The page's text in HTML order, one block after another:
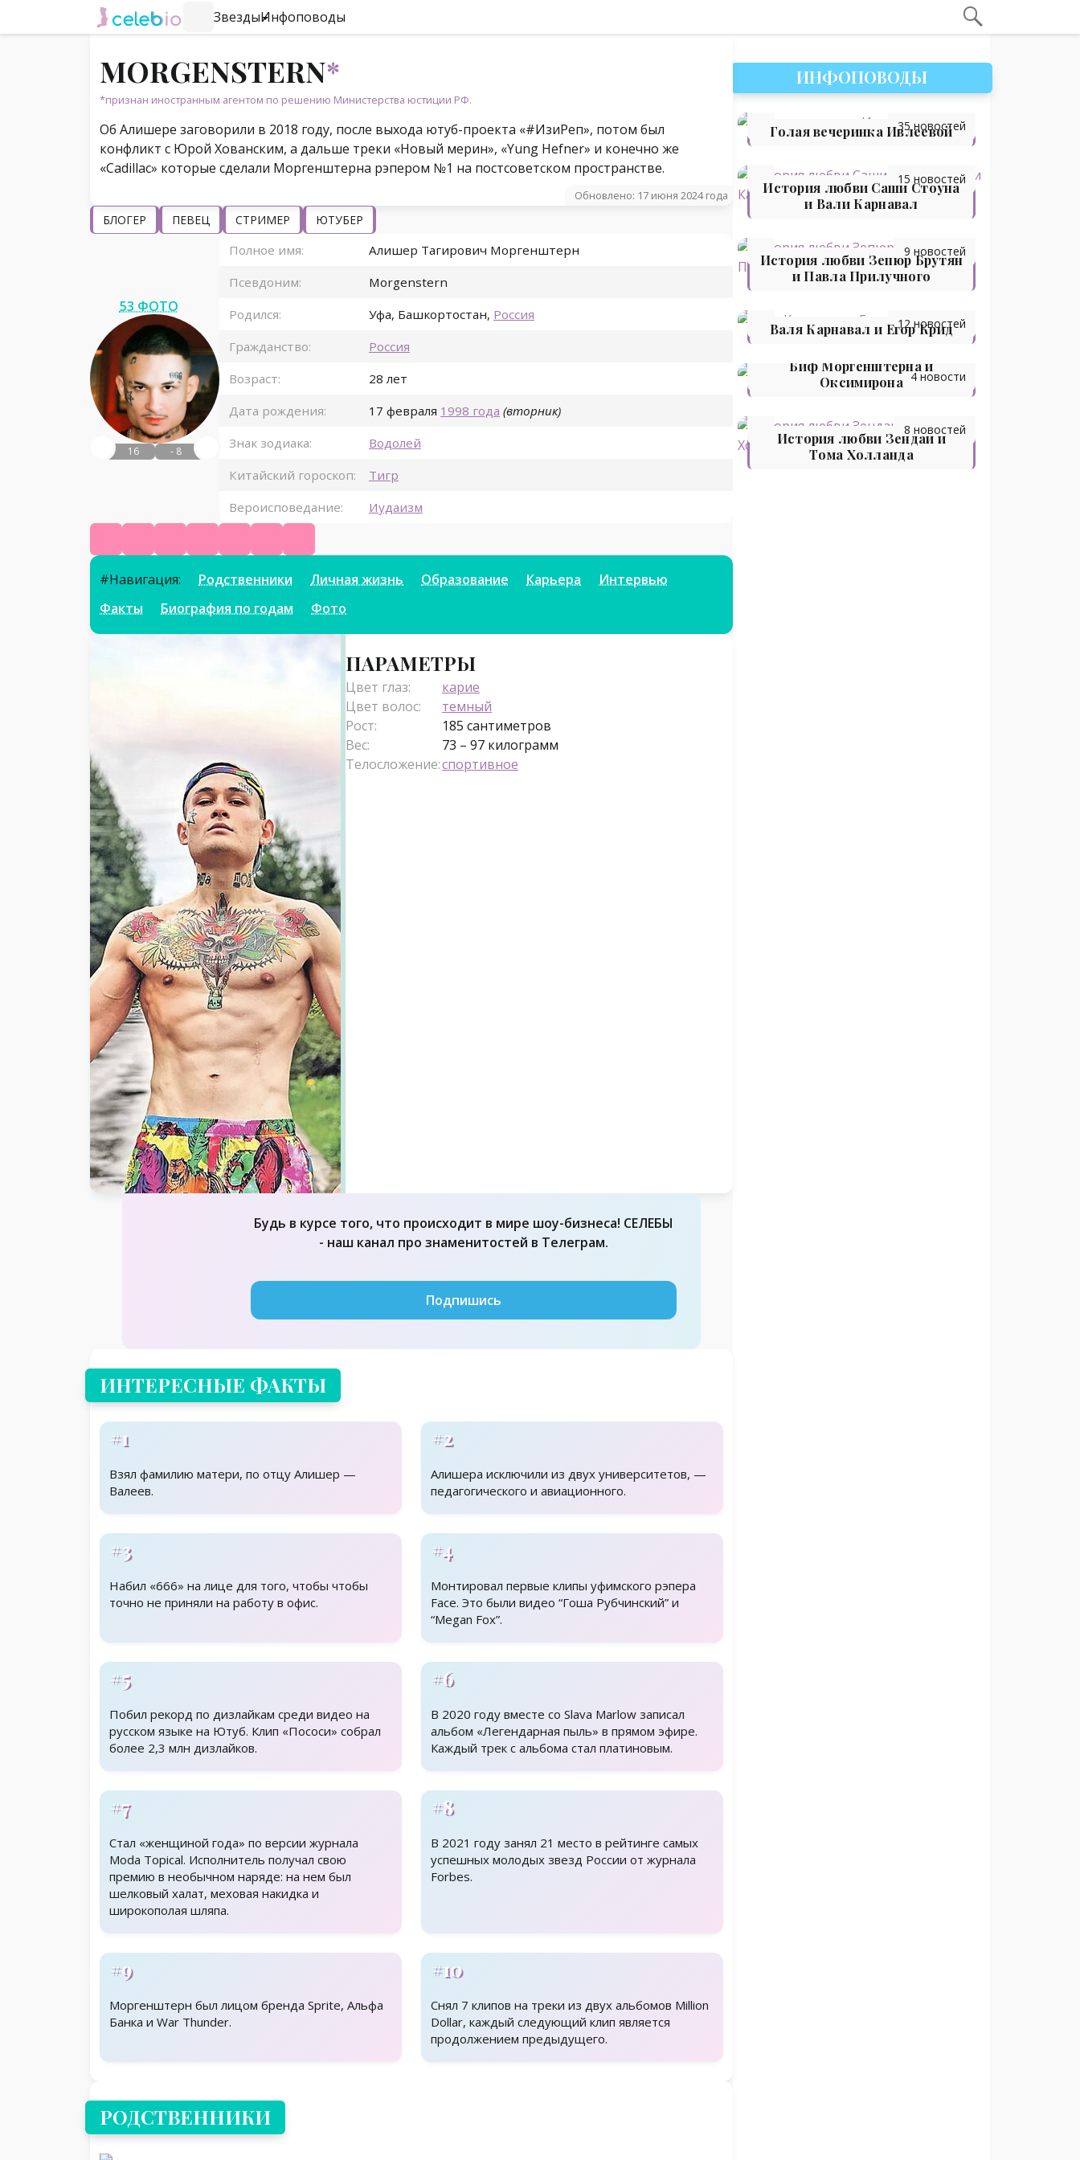
#Навигация по странице
ЗвездыИнфоповоды
MORGENSTERN*
Об Алишере заговорили в 2018 году, после выхода ютуб-проекта «#ИзиРеп», потом был
конфликт с Юрой Хованским, а дальше треки «Новый мерин», «Yung Hefner» и конечно же
«Cadillac» которые сделали Моргенштерна рэпером №1 на постсоветском пространстве.
*признан иностранным агентом по решению Министерства юстиции РФ.
Обновлено: 17 июня 2024 года
БЛОГЕР ПЕВЕЦ СТРИМЕР ЮТУБЕР
53 ФОТО
16 - 8
Полное имя:
Алишер Тагирович Моргенштерн
Псевдоним:
Morgenstern
Родился:
Уфа, Башкортостан, Россия
Гражданство:
Россия
Возраст:
28 лет
Дата рождения:
17 февраля 1998 года (вторник)
Знак зодиака:
Водолей
Китайский гороскоп:
Тигр
Вероисповедание:
Иудаизм
#Навигация: Родственники Личная жизнь Образование Карьера
Интервью
Факты
Биография по годам Фото
Параметры
ПАРАМЕТРЫ
Цвет глаз:
карие
Цвет волос:
темный
Рост:
185 сантиметров
Вес:
73 – 97 килограмм
Телосложение:спортивное
Будь в курсе того, что происходит в мире шоу-бизнеса! СЕЛЕБЫ
- наш канал про знаменитостей в Телеграм.
Подпишись
ИНТЕРЕСНЫЕ ФАКТЫ
#1
Взял фамилию матери, по отцу Алишер —
Валеев.
#2
Алишера исключили из двух университетов, —
педагогического и авиационного.
#3
Набил «666» на лице для того, чтобы чтобы
точно не приняли на работу в офис.
#4
Монтировал первые клипы уфимского рэпера
Face. Это были видео “Гоша Рубчинский” и
“Megan Fox”.
#5
Побил рекорд по дизлайкам среди видео на
русском языке на Ютуб. Клип «Пососи» собрал
более 2,3 млн дизлайков.
#6
В 2020 году вместе со Slava Marlow записал
альбом «Легендарная пыль» в прямом эфире.
Каждый трек с альбома стал платиновым.
#7
Стал «женщиной года» по версии журнала
Moda Topical. Исполнитель получал свою
премию в необычном наряде: на нем был
шелковый халат, меховая накидка и
широкополая шляпа.
#8
В 2021 году занял 21 место в рейтинге самых
успешных молодых звезд России от журнала
Forbes.
#9
Моргенштерн был лицом бренда Sprite, Альфа
Банка и War Thunder.
#10
Снял 7 клипов на треки из двух альбомов Million
Dollar, каждый следующий клип является
продолжением предыдущего.
Родственники
РОДСТВЕННИКИ
ИНФОПОВОДЫ
Голая вечеринка Ивлеевой
35 новостей
История любви Саши Стоуна
и Вали Карнавал
15 новостей
История любви Зепюр Брутян
и Павла Прилучного
9 новостей
Валя Карнавал и Егор Крид
12 новостей
Биф Моргенштерна и
Оксимирона 4 новости
История любви Зендаи и
Тома Холланда
8 новостей